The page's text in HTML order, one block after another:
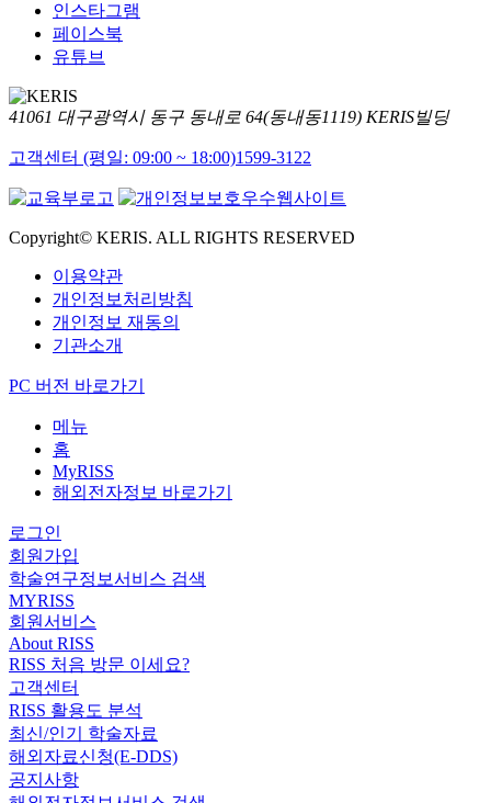
인스타그램
페이스북
유튜브
41061 대구광역시 동구 동내로 64(동내동1119) KERIS빌딩
고객센터 (평일: 09:00 ~ 18:00)1599-3122
Copyright© KERIS. ALL RIGHTS RESERVED
이용약관
개인정보처리방침
개인정보 재동의
기관소개
PC 버전 바로가기
메뉴
홈
MyRISS
해외전자정보 바로가기
로그인
회원가입
학술연구정보서비스 검색
MYRISS
회원서비스
About RISS
RISS 처음 방문 이세요?
고객센터
RISS 활용도 분석
최신/인기 학술자료
해외자료신청(E-DDS)
공지사항